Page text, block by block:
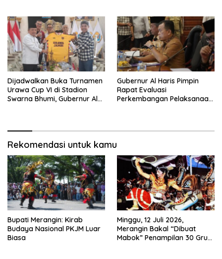
Dijadwalkan Buka Turnamen
Urawa Cup VI di Stadion
Swarna Bhumi, Gubernur Al
Gubernur Al Haris Pimpin
Rapat Evaluasi
Perkembangan Pelaksanaan
Rekomendasi untuk kamu
Bupati Merangin: Kirab
Budaya Nasional PKJM Luar
Biasa
Minggu, 12 Juli 2026,
Merangin Bakal “Dibuat
Mabok” Penampilan 30 Grup